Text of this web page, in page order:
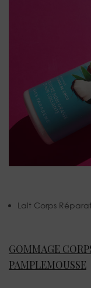
Lait Corps
GOMMAGE
PAMPLEMOUSSE